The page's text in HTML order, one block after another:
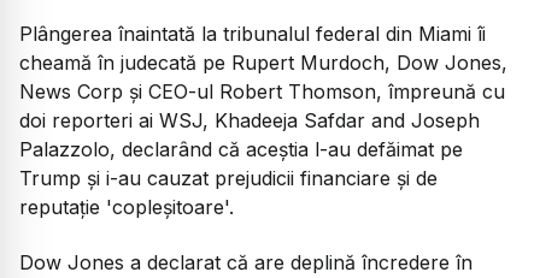
Plângerea înaintată la tribunalul federal din Miami îi
cheamă în judecată pe Rupert Murdoch, Dow Jones,
News Corp și CEO-ul Robert Thomson, împreună cu
doi reporteri ai WSJ, Khadeeja Safdar and Joseph
Palazzolo, declarând că aceștia l-au defăimat pe
Trump și i-au cauzat prejudicii financiare și de
reputație 'copleșitoare'.
Dow Jones a declarat că are deplină încredere în